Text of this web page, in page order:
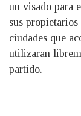
un visado para
sus
ciudades que
utilizaran
partido.